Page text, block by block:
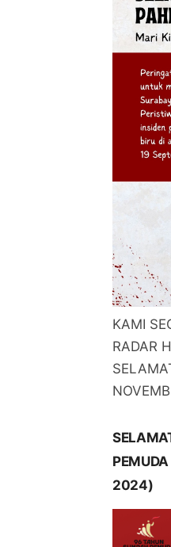
KAMI
RADAR
2024)